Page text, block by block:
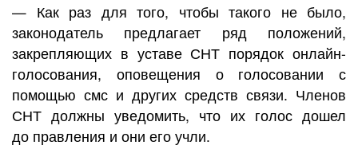
— Как раз для того, чтобы такого не было,
законодатель предлагает ряд положений,
закрепляющих в уставе СНТ порядок онлайн-
голосования, оповещения о голосовании с
помощью смс и других средств связи. Членов
СНТ должны уведомить, что их голос дошел
до правления и они его учли.